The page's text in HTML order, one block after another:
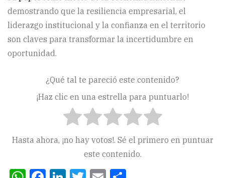
demostrando que la resiliencia empresarial, el
liderazgo institucional y la confianza en el territorio
son claves para transformar la incertidumbre en
oportunidad.
¿Qué tal te pareció este contenido?
¡Haz clic en una estrella para puntuarlo!
Hasta ahora, ¡no hay votos!. Sé el primero en puntuar
este contenido.